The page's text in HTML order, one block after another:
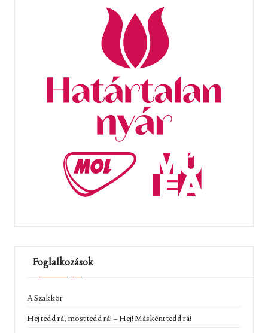
Foglalkozások
A Szakkör
Hej tedd rá, most tedd rá! – Hej! Másként tedd rá!